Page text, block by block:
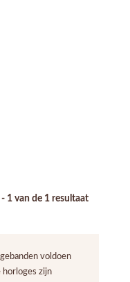
- 1 van de 1 resultaat
voldoen
horloges zijn